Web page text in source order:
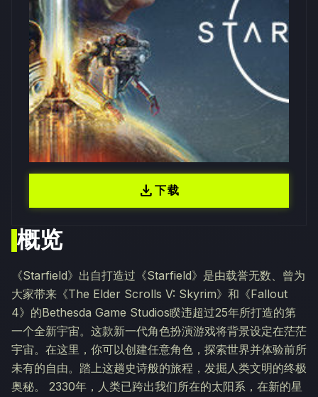
概览
《Starfield》出自打造过《Starfield》是由载誉无数、曾为
大家带来《The Elder Scrolls V: Skyrim》和《Fallout
4》的Bethesda Game Studios睽违超过25年所打造的第
一个全新宇宙。这款新一代角色扮演游戏将背景设定在茫茫
宇宙。在这里，你可以创建任意角色，探索世界并体验前所
未有的自由。踏上这趟史诗般的旅程，发掘人类文明的终极
奥秘。 2330年，人类已跨出我们所在的太阳系，在新的星
download下载